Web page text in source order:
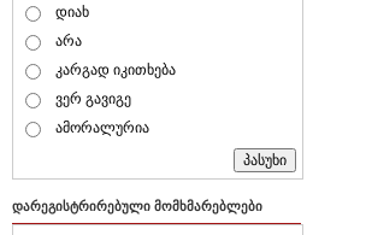
დიახ
არა
კარგად იკითხება
ვერ გავიგე
ამორალურია
დარეგისტრირებული მომხმარებლები